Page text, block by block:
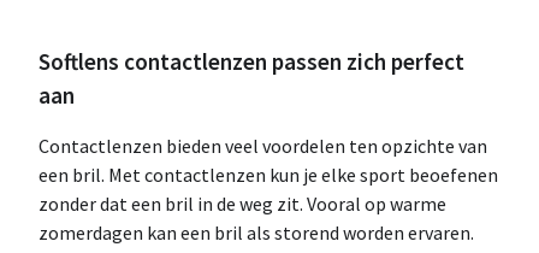
Softlens contactlenzen passen zich perfect
aan
Contactlenzen bieden veel voordelen ten opzichte van
een bril. Met contactlenzen kun je elke sport beoefenen
zonder dat een bril in de weg zit. Vooral op warme
zomerdagen kan een bril als storend worden ervaren.